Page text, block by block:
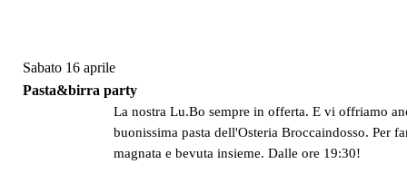
Sabato 16 aprile
Pasta&birra party
La nostra Lu.Bo sempre in offerta. E vi offriamo
buonissima pasta dell'Osteria Broccaindosso. Per
magnata e bevuta insieme. Dalle ore 19:30!